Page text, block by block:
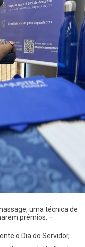
uma técnica de
prêmios. –
o Dia do Servidor,